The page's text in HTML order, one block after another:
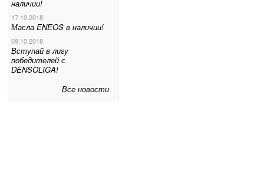
наличии!
17.10.2018
Масла ENEOS в наличии!
09.10.2018
Вступай в лигу
победителей с
DENSOLIGA!
Все новости